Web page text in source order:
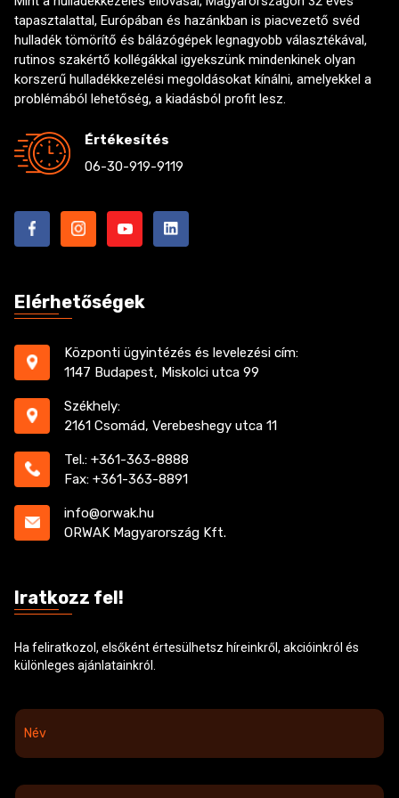
tapasztalattal, Európában és hazánkban is piacvezető svéd
hulladék tömörítő és bálázógépek legnagyobb választékával,
rutinos szakértő kollégákkal igyekszünk mindenkinek olyan
korszerű hulladékkezelési megoldásokat kínálni, amelyekkel a
problémából lehetőség, a kiadásból profit lesz.
Értékesítés
06-30-919-9119
Elérhetőségek
Központi ügyintézés és levelezési cím:
1147 Budapest, Miskolci utca 99
Székhely:
2161 Csomád, Verebeshegy utca 11
Tel.: +361-363-8888
Fax: +361-363-8891
info@orwak.hu
ORWAK Magyarország Kft.
Iratkozz fel!
Ha feliratkozol, elsőként értesülhetsz híreinkről, akcióinkról és
különleges ajánlatainkról.
N
v
E